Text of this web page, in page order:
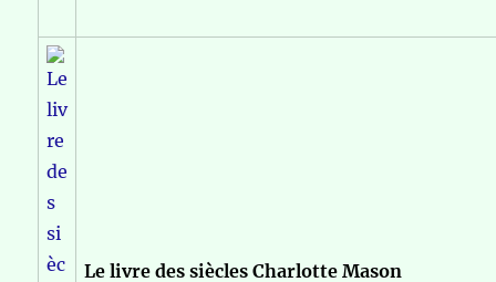
Le livre des siècles Charlotte Mason